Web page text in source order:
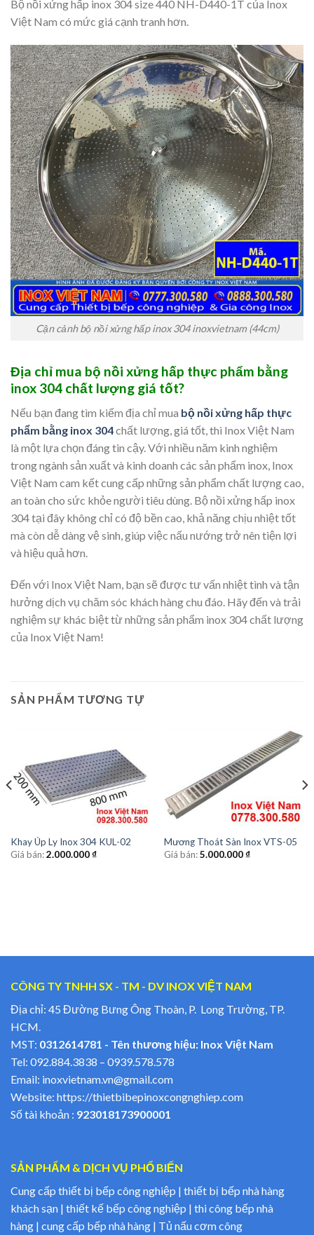
Bộ nồi xửng hấp inox 304 size 440 NH-D440-1T của Inox
Việt Nam có mức giá cạnh tranh hơn.
Cận cảnh bộ nồi xửng hấp inox 304 inoxvietnam (44cm)
Địa chỉ mua bộ nồi xửng hấp thực phẩm bằng
inox 304 chất lượng giá tốt?
Nếu bạn đang tìm kiếm địa chỉ mua bộ nồi xửng hấp thực
phẩm bằng inox 304chất lượng, giá tốt, thì Inox Việt Nam
là một lựa chọn đáng tin cậy. Với nhiều năm kinh nghiệm
trong ngành sản xuất và kinh doanh các sản phẩm inox, Inox
Việt Nam cam kết cung cấp những sản phẩm chất lượng cao,
an toàn cho sức khỏe người tiêu dùng. Bộ nồi xửng hấp inox
304 tại đây không chỉ có độ bền cao, khả năng chịu nhiệt tốt
mà còn dễ dàng vệ sinh, giúp việc nấu nướng trở nên tiện lợi
và hiệu quả hơn.
Đến với Inox Việt Nam, bạn sẽ được tư vấn nhiệt tình và tận
hưởng dịch vụ chăm sóc khách hàng chu đáo. Hãy đến và trải
nghiệm sự khác biệt từ những sản phẩm inox 304 chất lượng
của Inox Việt Nam!
SẢN PHẨM TƯƠNG TỰ
Khay Úp Ly Inox 304 KUL-02
Giá bán:2.000.000₫
Mương Thoát Sàn Inox VTS-05
Giá bán:5.000.000₫
CÔNG TY TNHH SX - TM - DV INOX VIỆT NAM
Địa chỉ: 45 Đường Bưng Ông Thoàn, P. Long Trường, TP.
HCM.
MST: 0312614781 - Tên thương hiệu: Inox Việt Nam
Tel: 092.884.3838 – 0939.578.578
Email: inoxvietnam.vn@gmail.com
Website: https://thietbibepinoxcongnghiep.com
Số tài khoản : 923018173900001
SẢN PHẨM & DỊCH VỤ PHỔ BIẾN
Cung cấp thiết bị bếp công nghiệp | thiết bị bếp nhà hàng
khách sạn | thiết kế bếp công nghiệp | thi công bếp nhà
hàng | cung cấp bếp nhà hàng | Tủ nấu cơm công